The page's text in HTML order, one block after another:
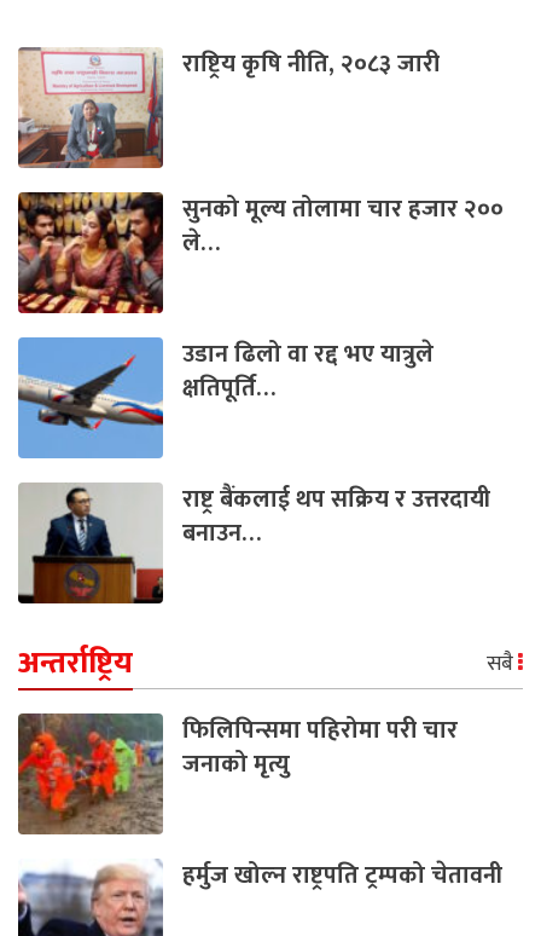
राष्ट्रिय कृषि नीति, २०८३ जारी
सुनको मूल्य तोलामा चार हजार २००
ले…
उडान ढिलो वा रद्द भए यात्रुले
क्षतिपूर्ति…
राष्ट्र बैंकलाई थप सक्रिय र उत्तरदायी
बनाउन…
अन्तर्राष्ट्रिय सबै
फिलिपिन्समा पहिरोमा परी चार
जनाको मृत्यु
हर्मुज खोल्न राष्ट्रपति ट्रम्पको चेतावनी